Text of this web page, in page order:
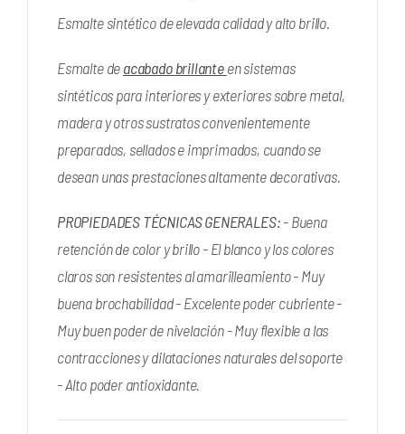
Esmalte sintético de elevada calidad y alto brillo.
Esmalte deacabado brillanteen sistemas
sintéticos para interiores y exteriores sobre metal,
madera y otros sustratos convenientemente
preparados, sellados e imprimados, cuando se
desean unas prestaciones altamente decorativas.
PROPIEDADES TÉCNICAS GENERALES:- Buena
retención de color y brillo - El blanco y los colores
claros son resistentes al amarilleamiento - Muy
buena brochabilidad - Excelente poder cubriente -
Muy buen poder de nivelación - Muy flexible a las
contracciones y dilataciones naturales del soporte
- Alto poder antioxidante.